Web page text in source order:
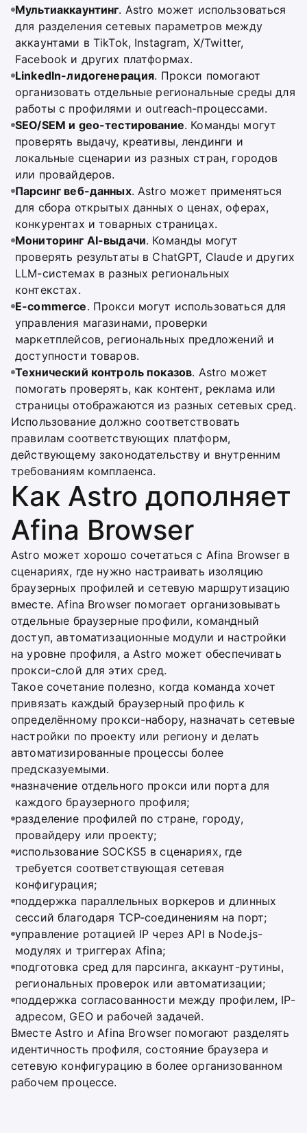
Мультиаккаунтинг. Astro может использоваться
для разделения сетевых параметров между
аккаунтами в TikTok, Instagram, X/Twitter,
Facebook и других платформах.
LinkedIn-лидогенерация. Прокси помогают
организовать отдельные региональные среды для
работы с профилями и outreach-процессами.
SEO/SEM и geo-тестирование. Команды могут
проверять выдачу, креативы, лендинги и
локальные сценарии из разных стран, городов
или провайдеров.
Парсинг веб-данных. Astro может применяться
для сбора открытых данных о ценах, оферах,
конкурентах и товарных страницах.
Мониторинг AI-выдачи. Команды могут
проверять результаты в ChatGPT, Claude и других
LLM-системах в разных региональных
контекстах.
E-commerce. Прокси могут использоваться для
управления магазинами, проверки
маркетплейсов, региональных предложений и
доступности товаров.
Технический контроль показов. Astro может
помогать проверять, как контент, реклама или
страницы отображаются из разных сетевых сред.
Использование должно соответствовать
правилам соответствующих платформ,
действующему законодательству и внутренним
требованиям комплаенса.
Как Astro дополняет
Afina Browser
Astro может хорошо сочетаться с Afina Browser в
сценариях, где нужно настраивать изоляцию
браузерных профилей и сетевую маршрутизацию
вместе. Afina Browser помогает организовывать
отдельные браузерные профили, командный
доступ, автоматизационные модули и настройки
на уровне профиля, а Astro может обеспечивать
прокси-слой для этих сред.
Такое сочетание полезно, когда команда хочет
привязать каждый браузерный профиль к
определённому прокси-набору, назначать сетевые
настройки по проекту или региону и делать
автоматизированные процессы более
предсказуемыми.
назначение отдельного прокси или порта для
каждого браузерного профиля;
разделение профилей по стране, городу,
провайдеру или проекту;
использование SOCKS5 в сценариях, где
требуется соответствующая сетевая
конфигурация;
поддержка параллельных воркеров и длинных
сессий благодаря TCP-соединениям на порт;
управление ротацией IP через API в Node.js-
модулях и триггерах Afina;
подготовка сред для парсинга, аккаунт-рутины,
региональных проверок или автоматизации;
поддержка согласованности между профилем, IP-
адресом, GEO и рабочей задачей.
Вместе Astro и Afina Browser помогают разделять
идентичность профиля, состояние браузера и
сетевую конфигурацию в более организованном
рабочем процессе.